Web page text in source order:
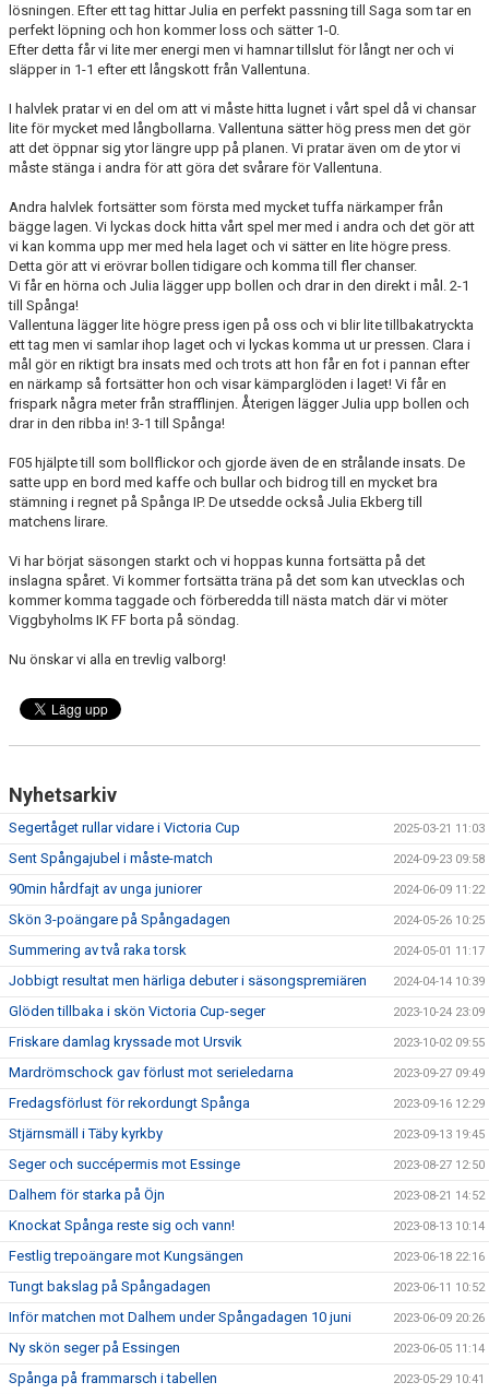
lösningen. Efter ett tag hittar Julia en perfekt passning till Saga som tar en
perfekt löpning och hon kommer loss och sätter 1-0.
Efter detta får vi lite mer energi men vi hamnar tillslut för långt ner och vi
släpper in 1-1 efter ett långskott från Vallentuna.
I halvlek pratar vi en del om att vi måste hitta lugnet i vårt spel då vi chansar
lite för mycket med långbollarna. Vallentuna sätter hög press men det gör
att det öppnar sig ytor längre upp på planen. Vi pratar även om de ytor vi
måste stänga i andra för att göra det svårare för Vallentuna.
Andra halvlek fortsätter som första med mycket tuffa närkamper från
bägge lagen. Vi lyckas dock hitta vårt spel mer med i andra och det gör att
vi kan komma upp mer med hela laget och vi sätter en lite högre press.
Detta gör att vi erövrar bollen tidigare och komma till fler chanser.
Vi får en hörna och Julia lägger upp bollen och drar in den direkt i mål. 2-1
till Spånga!
Vallentuna lägger lite högre press igen på oss och vi blir lite tillbakatryckta
ett tag men vi samlar ihop laget och vi lyckas komma ut ur pressen. Clara i
mål gör en riktigt bra insats med och trots att hon får en fot i pannan efter
en närkamp så fortsätter hon och visar kämparglöden i laget! Vi får en
frispark några meter från strafflinjen. Återigen lägger Julia upp bollen och
drar in den ribba in! 3-1 till Spånga!
F05 hjälpte till som bollflickor och gjorde även de en strålande insats. De
satte upp en bord med kaffe och bullar och bidrog till en mycket bra
stämning i regnet på Spånga IP. De utsedde också Julia Ekberg till
matchens lirare.
Vi har börjat säsongen starkt och vi hoppas kunna fortsätta på det
inslagna spåret. Vi kommer fortsätta träna på det som kan utvecklas och
kommer komma taggade och förberedda till nästa match där vi möter
Viggbyholms IK FF borta på söndag.
Nu önskar vi alla en trevlig valborg!
Nyhetsarkiv
Segertåget rullar vidare i Victoria Cup 2025-03-21 11:03
Sent Spångajubel i måste-match 2024-09-23 09:58
90min hårdfajt av unga juniorer 2024-06-09 11:22
Skön 3-poängare på Spångadagen 2024-05-26 10:25
Summering av två raka torsk 2024-05-01 11:17
Jobbigt resultat men härliga debuter i säsongspremiären 2024-04-14 10:39
Glöden tillbaka i skön Victoria Cup-seger 2023-10-24 23:09
Friskare damlag kryssade mot Ursvik 2023-10-02 09:55
Mardrömschock gav förlust mot serieledarna 2023-09-27 09:49
Fredagsförlust för rekordungt Spånga 2023-09-16 12:29
Stjärnsmäll i Täby kyrkby 2023-09-13 19:45
Seger och succépermis mot Essinge 2023-08-27 12:50
Dalhem för starka på Öjn 2023-08-21 14:52
Knockat Spånga reste sig och vann! 2023-08-13 10:14
Festlig trepoängare mot Kungsängen 2023-06-18 22:16
Tungt bakslag på Spångadagen 2023-06-11 10:52
Inför matchen mot Dalhem under Spångadagen 10 juni 2023-06-09 20:26
Ny skön seger på Essingen 2023-06-05 11:14
Spånga på frammarsch i tabellen 2023-05-29 10:41